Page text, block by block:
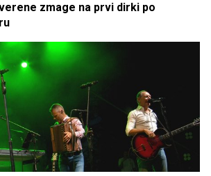
zmage na prvi dirki po